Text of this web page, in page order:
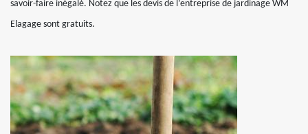
savoir-faire inégalé. Notez que les devis de l’entreprise de jardinage WM
Elagage sont gratuits.